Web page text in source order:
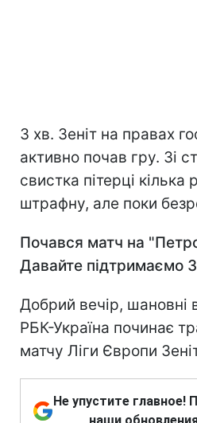
3 хв. Зеніт на правах
активно почав гру. Зі
свистка пітерці кілька
штрафну, але поки
Почався матч на
Давайте підтримаємо
Добрий вечір, шановні
РБК-Україна починає
матчу Ліги Європи
Не упустите главное!